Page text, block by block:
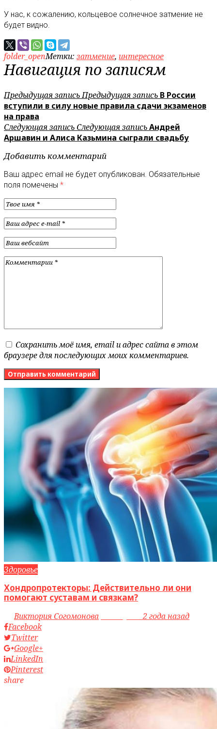
У нас, к сожалению, кольцевое солнечное затмение не
будет видно.
folder_openМетки: затмение, интересное
Навигация по записям
Предыдущая записьПредыдущая запись В России
вступили в силу новые правила сдачи экзаменов
на права
Следующая запись Следующая записьАндрей
Аршавин и Алиса Казьмина сыграли свадьбу
Добавить комментарий
Ваш адрес email не будет опубликован. Обязательные
поля помечены *
Сохранить моё имя, email и адрес сайта в этом
браузере для последующих моих комментариев.
Здоровье
Хондропротекторы: Действительно ли они
помогают суставам и связкам?
byВиктория Согомонова access_time2 года назад
Facebook
Twitter
Google+
LinkedIn
Pinterest
share